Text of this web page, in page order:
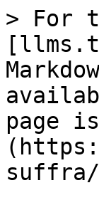
> For
page
suffra/